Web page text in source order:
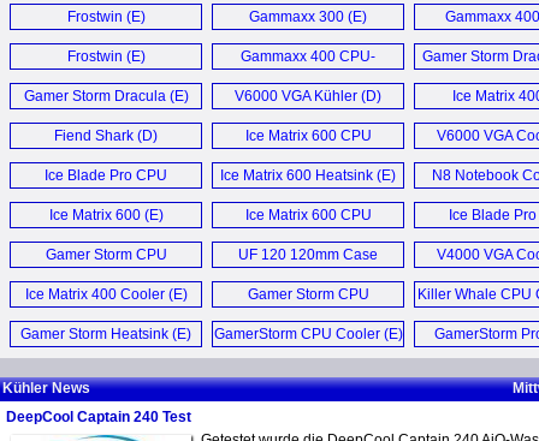
Frostwin (E) Gammaxx 300 (E)
Gammaxx
Cooler
Frostwin (E)
Gammaxx 400 CPU-
Kühler (D)
Gamer Storm
Cooler
Gamer Storm Dracula (E)
V6000 VGA Kühler (D) Ice Matrix
Fiend Shark (D)
Ice Matrix 600 CPU
Cooler (E)
V6000 VGA
Ice Blade Pro CPU
Cooler (E)
Ice Matrix 600 Heatsink (E) N8 Notebook
Ice Matrix 600 (E)
Ice Matrix 600 CPU
Cooler (E)
Ice Blade
Cooler
Gamer Storm CPU
Cooler (E)
UF 120 120mm Case
Fan (E)
V4000 VGA
Ice Matrix 400 Cooler (E)
Gamer Storm CPU
Cooler (E)
Killer Whale CPU
Gamer Storm Heatsink (E) GamerStorm CPU Cooler (E)
GamerStorm
Cooler
Kühler News
DeepCool Captain 240 Test